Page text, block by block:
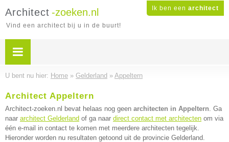
Ik ben een architect
Architect -zoeken.nl
Vind een architect bij u in de buurt!
U bent nu hier: Home » Gelderland » Appeltern
Architect Appeltern
Architect-zoeken.nl bevat helaas nog geen architecten in Appeltern. Ga
naar architect Gelderland of ga naar direct contact met architecten om via
één e-mail in contact te komen met meerdere architecten tegelijk.
Hieronder worden nu resultaten getoond uit de provincie Gelderland.